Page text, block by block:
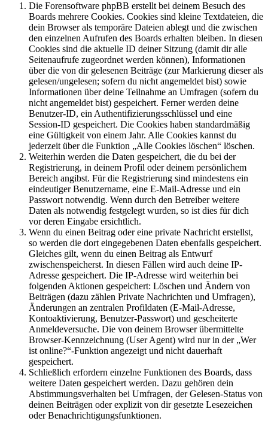
Die Forensoftware phpBB erstellt bei deinem Besuch des
Boards mehrere Cookies. Cookies sind kleine Textdateien, die
dein Browser als temporäre Dateien ablegt und die zwischen
den einzelnen Aufrufen des Boards erhalten bleiben. In diesen
Cookies sind die aktuelle ID deiner Sitzung (damit dir alle
Seitenaufrufe zugeordnet werden können), Informationen
über die von dir gelesenen Beiträge (zur Markierung dieser als
gelesen/ungelesen; sofern du nicht angemeldet bist) sowie
Informationen über deine Teilnahme an Umfragen (sofern du
nicht angemeldet bist) gespeichert. Ferner werden deine
Benutzer-ID, ein Authentifizierungsschlüssel und eine
Session-ID gespeichert. Die Cookies haben standardmäßig
eine Gültigkeit von einem Jahr. Alle Cookies kannst du
jederzeit über die Funktion „Alle Cookies löschen“ löschen.
Weiterhin werden die Daten gespeichert, die du bei der
Registrierung, in deinem Profil oder deinem persönlichem
Bereich angibst. Für die Registrierung sind mindestens ein
eindeutiger Benutzername, eine E-Mail-Adresse und ein
Passwort notwendig. Wenn durch den Betreiber weitere
Daten als notwendig festgelegt wurden, so ist dies für dich
vor deren Eingabe ersichtlich.
Wenn du einen Beitrag oder eine private Nachricht erstellst,
so werden die dort eingegebenen Daten ebenfalls gespeichert.
Gleiches gilt, wenn du einen Beitrag als Entwurf
zwischenspeicherst. In diesen Fällen wird auch deine IP-
Adresse gespeichert. Die IP-Adresse wird weiterhin bei
folgenden Aktionen gespeichert: Löschen und Ändern von
Beiträgen (dazu zählen Private Nachrichten und Umfragen),
Änderungen an zentralen Profildaten (E-Mail-Adresse,
Kontoaktivierung, Benutzer-Passwort) und gescheiterte
Anmeldeversuche. Die von deinem Browser übermittelte
Browser-Kennzeichnung (User Agent) wird nur in der „Wer
ist online?“-Funktion angezeigt und nicht dauerhaft
gespeichert.
Schließlich erfordern einzelne Funktionen des Boards, dass
weitere Daten gespeichert werden. Dazu gehören dein
Abstimmungsverhalten bei Umfragen, der Gelesen-Status von
deinen Beiträgen oder explizit von dir gesetzte Lesezeichen
oder Benachrichtigungsfunktionen.